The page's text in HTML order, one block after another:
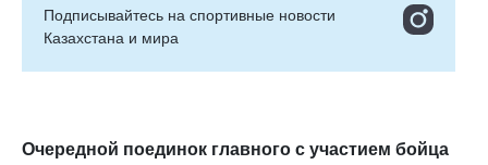
Подписывайтесь на cпортивные новости
Казахстана и мира
Очередной поединок главного с участием бойца